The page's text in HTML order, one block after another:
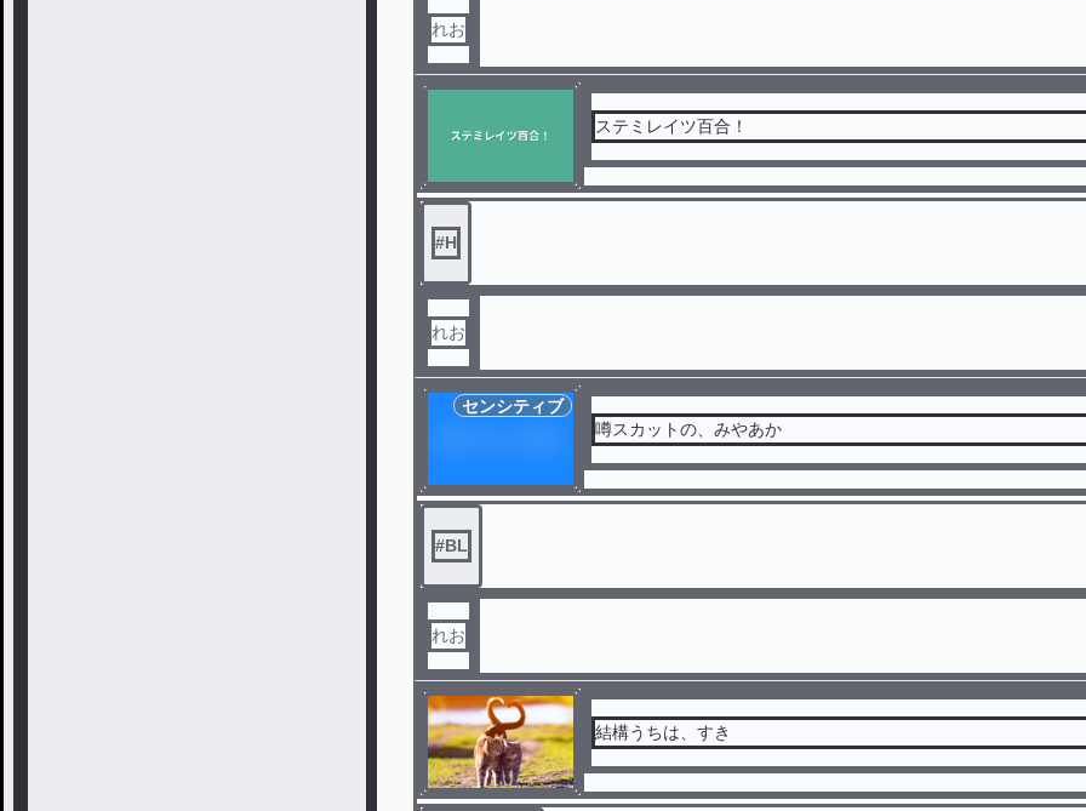
れお
ステミレイツ百合！
#H
れお
センシティブ
噂スカットの、みやあか
#BL
れお
結構うちは、すき